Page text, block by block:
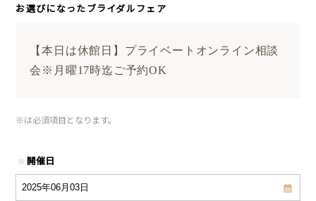
お選びになったブライダルフェア
【本日は休館日】プライベートオンライン相談
会※月曜17時迄ご予約OK
※は必須項目となります。
※ 開催日